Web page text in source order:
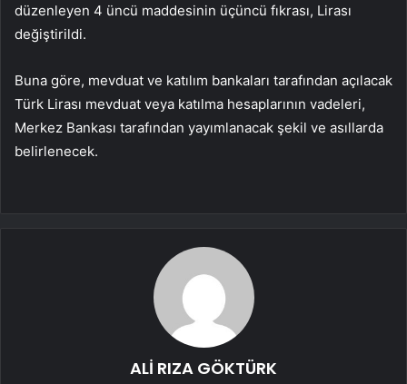
düzenleyen 4 üncü maddesinin üçüncü fıkrası, Lirası
değiştirildi.
Buna göre, mevduat ve katılım bankaları tarafından açılacak
Türk Lirası mevduat veya katılma hesaplarının vadeleri,
Merkez Bankası tarafından yayımlanacak şekil ve asıllarda
belirlenecek.
ALİ RIZA GÖKTÜRK